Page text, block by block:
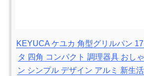
KEYUCA ケユカ 角型グリルパン
タ 四角 コンパクト 調理器具 おし
ン シンプル デザイン アルミ 新生